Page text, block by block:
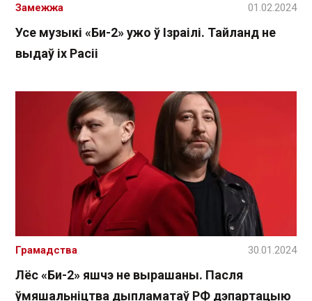
Усе музыкі «Би-2» ужо ў Ізраілі. Тайланд не
выдаў іх Расіі
Замежжа 01.02.2024
Лёс «Би-2» яшчэ не вырашаны. Пасля
ўмяшальніцтва дыпламатаў РФ дэпартацыю
Грамадства 30.01.2024